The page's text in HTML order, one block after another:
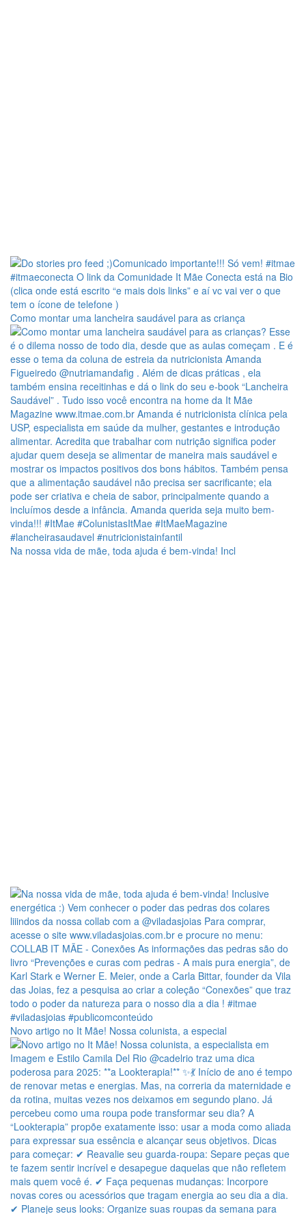
Como montar uma lancheira saudável para as criança
Na nossa vida de mãe, toda ajuda é bem-vinda! Incl
Novo artigo no It Mãe! Nossa colunista, a especial